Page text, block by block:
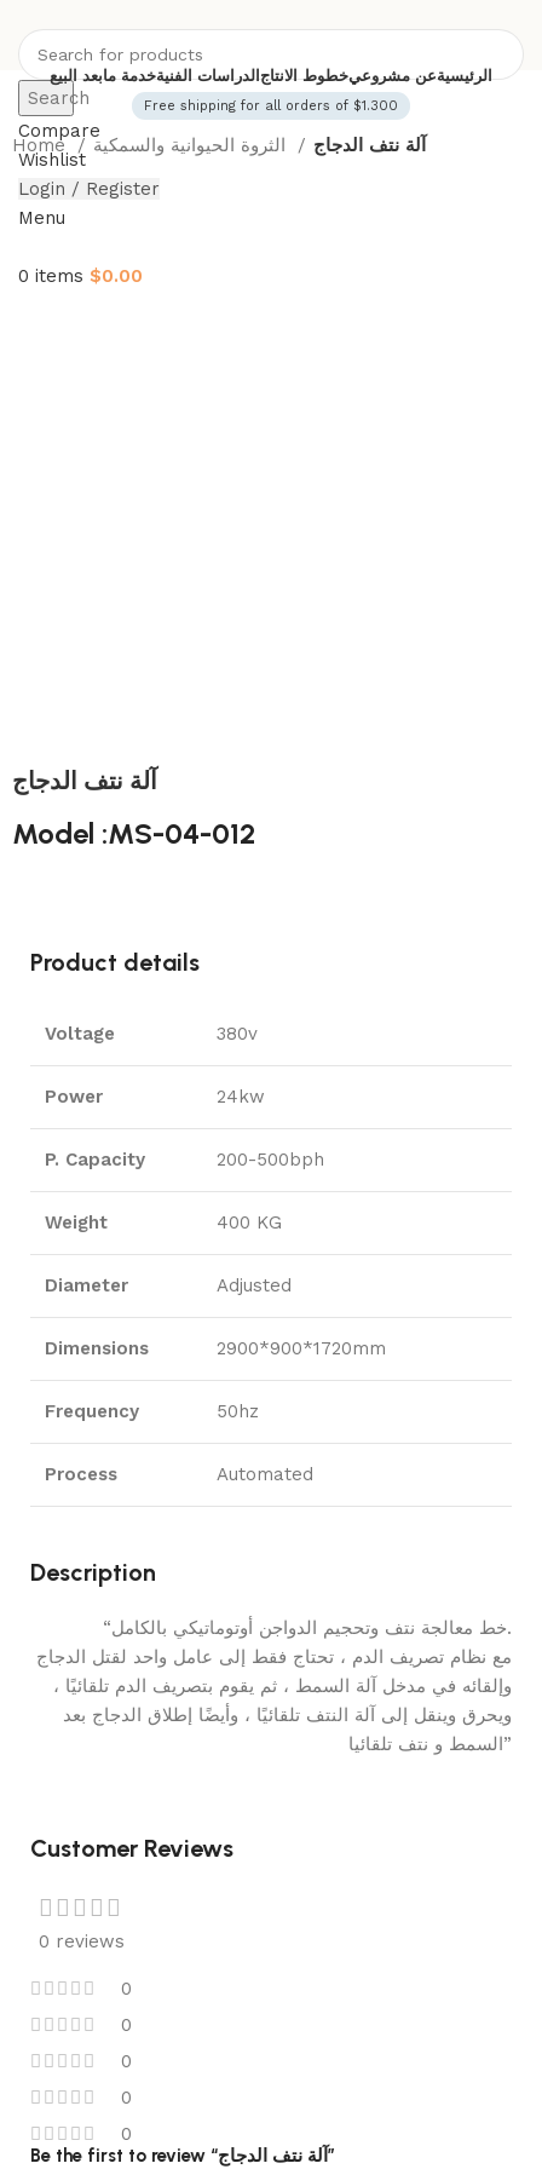
Search
Compare
Wishlist
Login / Register
Menu
0 items $0.00
خدمة مابعد البيعالدراسات الفنيةخطوط الانتاجعن مشروعيالرئيسية
Free shipping for all orders of $1.300
Home آلة نتف الدجاج
آلة نتف الدجاج
Model :MS-04-012
Product details
Voltage 380v
Power 24kw
P. Capacity 200-500bph
Weight 400 KG
Diameter Adjusted
Dimensions 2900*900*1720mm
Frequency 50hz
Process Automated
Description
“خط معالجة نتف وتحجيم الدواجن أوتوماتيكي بالكامل.
مع نظام تصريف الدم ، تحتاج فقط إلى عامل واحد لقتل الدجاج
وإلقائه في مدخل آلة السمط ، ثم يقوم بتصريف الدم تلقائيًا ،
ويحرق وينقل إلى آلة النتف تلقائيًا ، وأيضًا إطلاق الدجاج بعد
السمط و نتف تلقائيا”
Customer Reviews
0 reviews
0
0
0
0
0
Be the first to review “آلة نتف الدجاج”